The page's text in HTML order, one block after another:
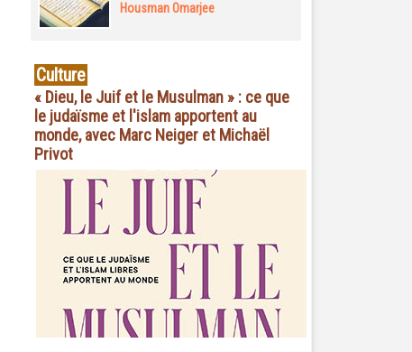
Housman Omarjee
Culture
« Dieu, le Juif et le Musulman » : ce que
le judaïsme et l'islam apportent au
monde, avec Marc Neiger et Michaël
Privot